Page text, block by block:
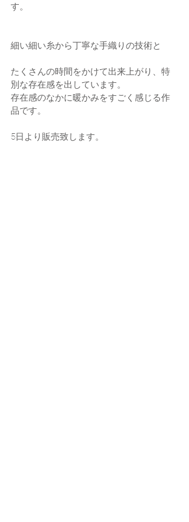
す。
細い細い糸から丁寧な手織りの技術と
たくさんの時間をかけて出来上がり、特
別な存在感を出しています。
存在感のなかに暖かみをすごく感じる作
品です。
5日より販売致します。